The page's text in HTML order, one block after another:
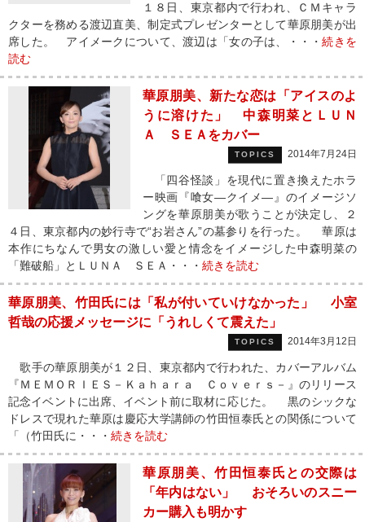
１８日、東京都内で行われ、ＣＭキャラ
クターを務める渡辺直美、制定式プレゼンターとして華原朋美が出
席した。 アイメークについて、渡辺は「女の子は、・・・続きを
読む
華原朋美、新たな恋は「アイスのよ
うに溶けた」 中森明菜とＬＵＮ
Ａ ＳＥＡをカバー
TOPICS 2014年7月24日
「四谷怪談」を現代に置き換えたホラ
ー映画『喰女―クイメ―』のイメージソ
ングを華原朋美が歌うことが決定し、２
４日、東京都内の妙行寺で“お岩さん”の墓参りを行った。 華原は
本作にちなんで男女の激しい愛と情念をイメージした中森明菜の
「難破船」とＬＵＮＡ ＳＥＡ・・・ 続きを読む
華原朋美、竹田氏には「私が付いていけなかった」 小室
哲哉の応援メッセージに「うれしくて震えた」
TOPICS 2014年3月12日
歌手の華原朋美が１２日、東京都内で行われた、カバーアルバム
『ＭＥＭＯＲＩＥＳ－Ｋａｈａｒａ Ｃｏｖｅｒｓ－』のリリース
記念イベントに出席、イベント前に取材に応じた。 黒のシックな
ドレスで現れた華原は慶応大学講師の竹田恒泰氏との関係について
「（竹田氏に・・・ 続きを読む
華原朋美、竹田恒泰氏との交際は
「年内はない」 おそろいのスニー
カー購入も明かす